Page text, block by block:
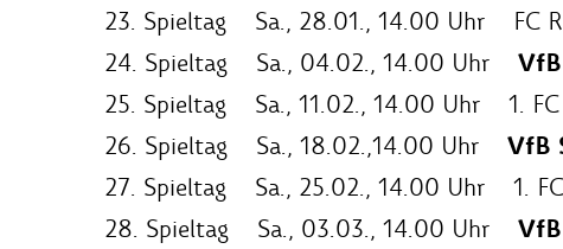
23. Spieltag Sa., 28.01., 14.00 Uhr FC
24. Spieltag Sa., 04.02., 14.00 Uhr
25. Spieltag Sa., 11.02., 14.00 Uhr 1. FC
26. Spieltag Sa., 18.02.,14.00 Uhr VfB
27. Spieltag Sa., 25.02., 14.00 Uhr 1.
28. Spieltag Sa., 03.03., 14.00 Uhr